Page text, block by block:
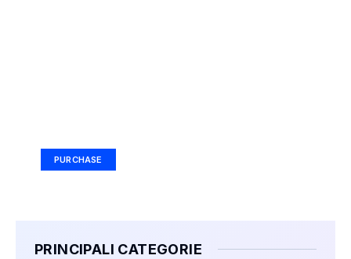
PURCHASE
PRINCIPALI CATEGORIE